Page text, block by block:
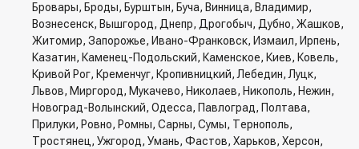
Бровары, Броды, Бурштын, Буча, Винница, Владимир,
Вознесенск, Вышгород, Днепр, Дрогобыч, Дубно, Жашков,
Житомир, Запорожье, Ивано-Франковск, Измаил, Ирпень,
Казатин, Каменец-Подольский, Каменское, Киев, Ковель,
Кривой Рог, Кременчуг, Кропивницкий, Лебедин, Луцк,
Львов, Миргород, Мукачево, Николаев, Никополь, Нежин,
Новоград-Волынский, Одесса, Павлоград, Полтава,
Прилуки, Ровно, Ромны, Сарны, Сумы, Тернополь,
Тростянец, Ужгород, Умань, Фастов, Харьков, Херсон,